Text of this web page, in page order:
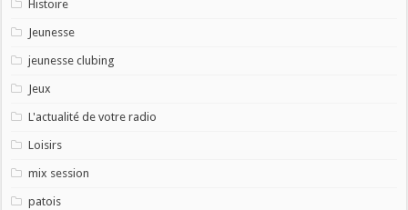
Histoire
Jeunesse
jeunesse clubing
Jeux
L'actualité de votre radio
Loisirs
mix session
patois